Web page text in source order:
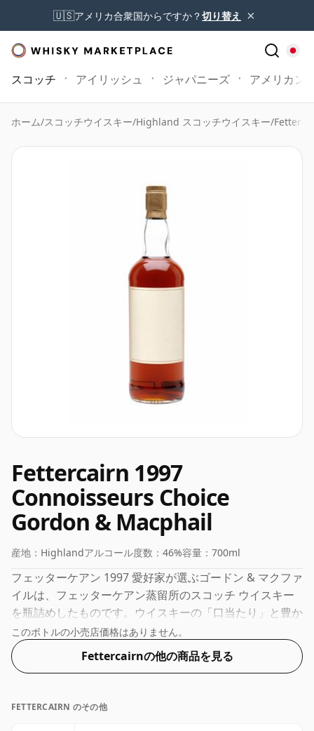
🇺🇸アメリカ合衆国からですか？切り替え ×
スコッチ アイリッシュ ジャパニーズ アメリカン
ホーム/スコッチウイスキー/Highland スコッチウイスキー/
Fettercairn 1997
Connoisseurs Choice
Gordon & Macphail
産地： Highlandアルコール度数： 46%容量： 700ml
フェッターケアン 1997 愛好家が選ぶゴードン & マクファ
イルは、フェッターケアン蒸留所のスコッチ ウイスキー
を瓶詰めしたものです。ウイスキーの「口当たり」と豊か
な風味を体験するには、46% が適切なアルコール度数で
あると多くの人が考えています。
このボトルの小売店価格はありません。
Fettercairnの他の商品を見る
FETTERCAIRN のその他